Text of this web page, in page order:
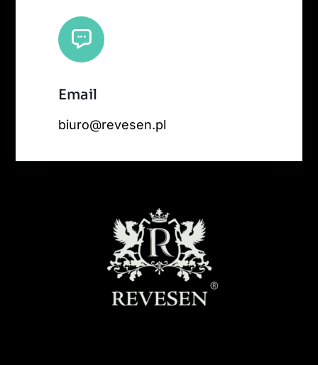
Email
biuro@revesen.pl